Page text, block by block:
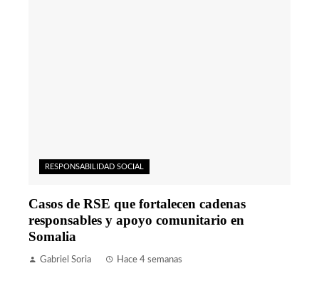
RESPONSABILIDAD SOCIAL
Casos de RSE que fortalecen cadenas
responsables y apoyo comunitario en
Somalia
Gabriel Soria Hace 4 semanas